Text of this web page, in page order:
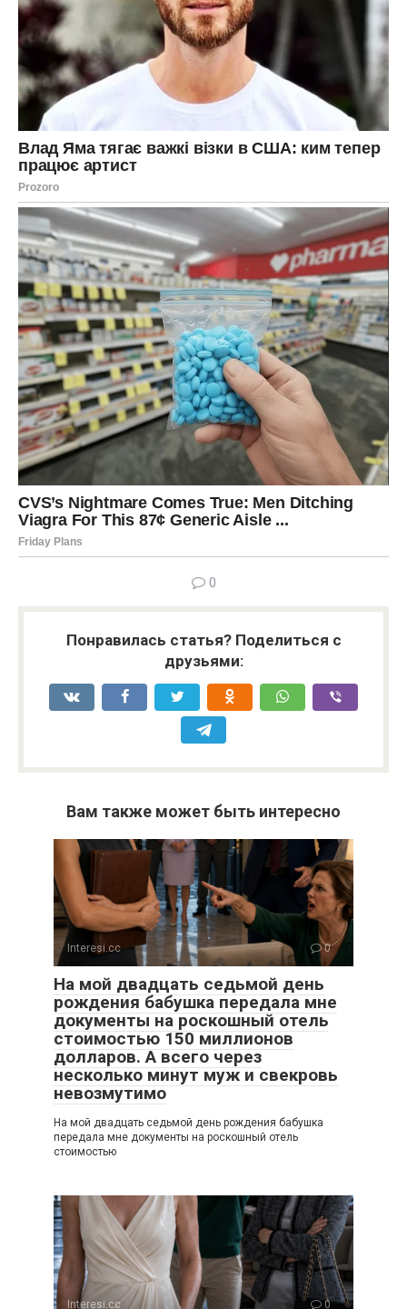
0
Понравилась статья? Поделиться с
друзьями:
Вам также может быть интересно
Interesi.cc 0
На мой двадцать седьмой день
рождения бабушка передала мне
документы на роскошный отель
стоимостью 150 миллионов
долларов. А всего через
несколько минут муж и свекровь
невозмутимо
На мой двадцать седьмой день рождения бабушка
передала мне документы на роскошный отель
стоимостью
Interesi.cc 0